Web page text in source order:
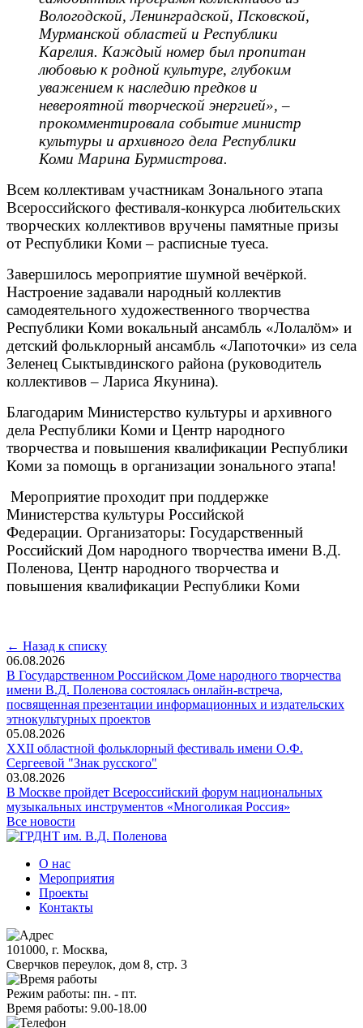
Вологодской, Ленинградской, Псковской,
Мурманской областей и Республики
Карелия. Каждый номер был пропитан
любовью к родной культуре, глубоким
уважением к наследию предков и
невероятной творческой энергией», –
прокомментировала событие министр
культуры и архивного дела Республики
Коми Марина Бурмистрова.
Всем коллективам участникам Зонального этапа
Всероссийского фестиваля-конкурса любительских
творческих коллективов вручены памятные призы
от Республики Коми – расписные туеса.
Завершилось мероприятие шумной вечёркой.
Настроение задавали народный коллектив
самодеятельного художественного творчества
Республики Коми вокальный ансамбль «Лолалöм» и
детский фольклорный ансамбль «Лапоточки» из села
Зеленец Сыктывдинского района (руководитель
коллективов – Лариса Якунина).
Благодарим Министерство культуры и архивного
дела Республики Коми и Центр народного
творчества и повышения квалификации Республики
Коми за помощь в организации зонального этапа!
Мероприятие проходит при поддержке
Министерства культуры Российской
Федерации. Организаторы: Государственный
Российский Дом народного творчества имени В.Д.
Поленова, Центр народного творчества и
повышения квалификации Республики Коми
← Назад к списку
06.08.2026
В Государственном Российском Доме народного творчества
имени В.Д. Поленова состоялась онлайн-встреча,
посвященная презентации информационных и издательских
этнокультурных проектов
05.08.2026
XXII областной фольклорный фестиваль имени О.Ф.
Сергеевой "Знак русского"
03.08.2026
В Москве пройдет Всероссийский форум национальных
музыкальных инструментов «Многоликая Россия»
Все новости
О нас
Мероприятия
Проекты
Контакты
101000, г. Москва,
Сверчков переулок, дом 8, стр. 3
Режим работы: пн. - пт.
Время работы: 9.00-18.00